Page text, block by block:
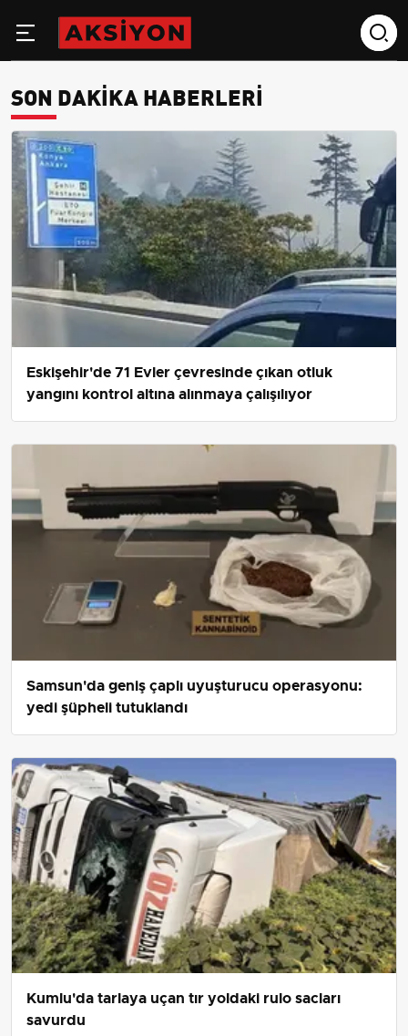
SON DAKIKA HABERLERI
Eskişehir'de 71 Evler çevresinde çıkan otluk
yangını kontrol altına alınmaya çalışılıyor
Samsun'da geniş çaplı uyuşturucu operasyonu:
yedi şüpheli tutuklandı
Kumlu'da tarlaya uçan tır yoldaki rulo sacları
savurdu